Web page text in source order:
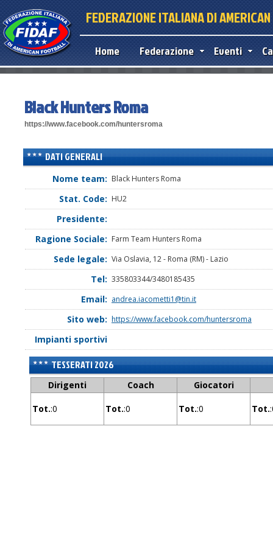
FEDERAZIONE ITALIANA DI
Home Federazione Eventi
Black Hunters Roma
https://www.facebook.com/huntersroma
DATI GENERALI
Nome team: Black Hunters Roma
Stat. Code: HU2
Presidente:
Ragione Sociale: Farm Team Hunters Roma
Sede legale: Via Oslavia, 12 - Roma (RM) - Lazio
Tel: 335803344/3480185435
Email: andrea.iacometti1@tin.it
Sito web: https://www.facebook.com/huntersroma
Impianti sportivi
TESSERATI 2026
Dirigenti Coach Giocatori
Tot.:0 Tot.:0 Tot.:0 Tot.